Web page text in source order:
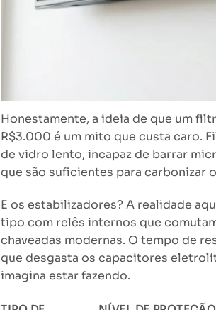
Honestamente, a ideia de que um
R$3.000 é um mito que custa caro.
de vidro lento, incapaz de barrar
que são suficientes para carbonizar
E os estabilizadores? A realidade
tipo com relês internos que
chaveadas modernas. O tempo de
que desgasta os capacitores
imagina estar fazendo.